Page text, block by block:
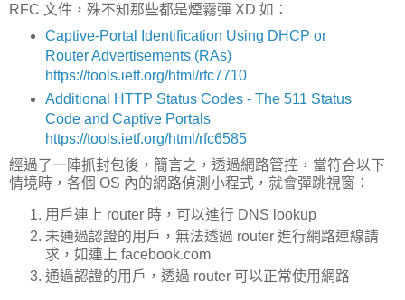
RFC 文件，殊不知那些都是煙霧彈 XD 如：
Captive-Portal Identification Using DHCP or
Router Advertisements (RAs)
https://tools.ietf.org/html/rfc7710
Additional
HTTP Status Codes - The 511 Status
Code and Captive Portals
https://tools.ietf.org/html/rfc6585
經過了一陣抓封包後，簡言之，透過網路管控，當符合以下
情境時，各個 OS 內的網路偵測小程式，就會彈跳視窗：
用戶連上 router 時，可以進行 DNS lookup
未通過認證的用戶，無法透過 router 進行網路連線請
求，如連上 facebook.com
通過認證的用戶，透過 router 可以正常使用網路